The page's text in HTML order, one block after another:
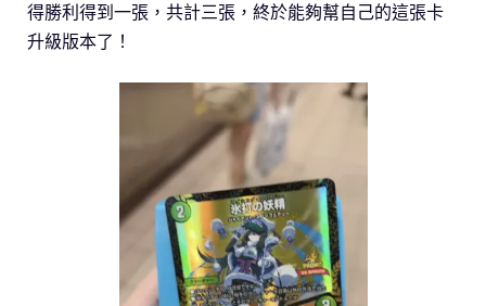
得勝利得到一張，共計三張，終於能夠幫自己的這張卡
升級版本了！